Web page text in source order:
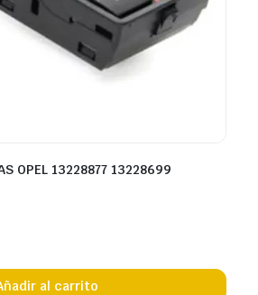
OPEL 13228877 13228699
al carrito